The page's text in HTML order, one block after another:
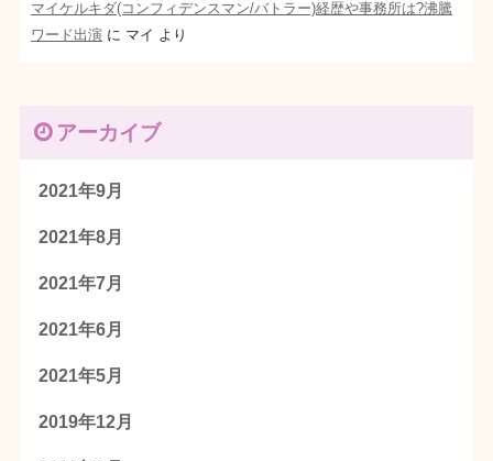
マイケルキダ(コンフィデンスマン/バトラー)経歴や事務所は?沸騰
ワード出演に マイ より
アーカイブ
2021年9月
2021年8月
2021年7月
2021年6月
2021年5月
2019年12月